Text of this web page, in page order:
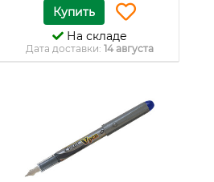
Купить
На складе
Дата доставки: 14 августа